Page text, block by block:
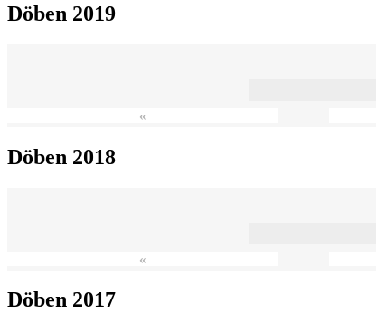
Döben 2019
«
Döben 2018
«
Döben 2017